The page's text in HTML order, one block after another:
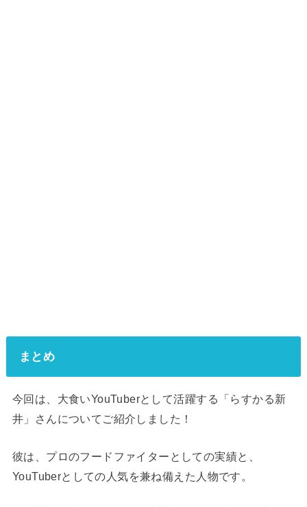
まとめ
今回は、大食いYouTuberとして活躍する「らすかる新
井」さんについてご紹介しました！
彼は、プロのフードファイターとしての実績と、
YouTuberとしての人気を兼ね備えた人物です。